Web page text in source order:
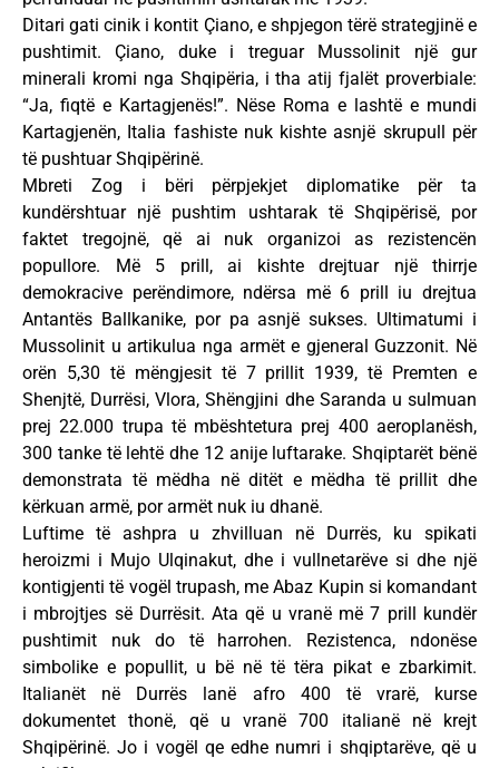
Ditari gati cinik i kontit Çiano, e shpjegon tërë strategjinë e
pushtimit. Çiano, duke i treguar Mussolinit një gur
minerali kromi nga Shqipëria, i tha atij fjalët proverbiale:
“Ja, fiqtë e Kartagjenës!”. Nëse Roma e lashtë e mundi
Kartagjenën, Italia fashiste nuk kishte asnjë skrupull për
të pushtuar Shqipërinë.
Mbreti Zog i bëri përpjekjet diplomatike për ta
kundërshtuar një pushtim ushtarak të Shqipërisë, por
faktet tregojnë, që ai nuk organizoi as rezistencën
popullore. Më 5 prill, ai kishte drejtuar një thirrje
demokracive perëndimore, ndërsa më 6 prill iu drejtua
Antantës Ballkanike, por pa asnjë sukses. Ultimatumi i
Mussolinit u artikulua nga armët e gjeneral Guzzonit. Në
orën 5,30 të mëngjesit të 7 prillit 1939, të Premten e
Shenjtë, Durrësi, Vlora, Shëngjini dhe Saranda u sulmuan
prej 22.000 trupa të mbështetura prej 400 aeroplanësh,
300 tanke të lehtë dhe 12 anije luftarake. Shqiptarët bënë
demonstrata të mëdha në ditët e mëdha të prillit dhe
kërkuan armë, por armët nuk iu dhanë.
Luftime të ashpra u zhvilluan në Durrës, ku spikati
heroizmi i Mujo Ulqinakut, dhe i vullnetarëve si dhe një
kontigjenti të vogël trupash, me Abaz Kupin si komandant
i mbrojtjes së Durrësit. Ata që u vranë më 7 prill kundër
pushtimit nuk do të harrohen. Rezistenca, ndonëse
simbolike e popullit, u bë në të tëra pikat e zbarkimit.
Italianët në Durrës lanë afro 400 të vrarë, kurse
dokumentet thonë, që u vranë 700 italianë në krejt
Shqipërinë. Jo i vogël qe edhe numri i shqiptarëve, që u